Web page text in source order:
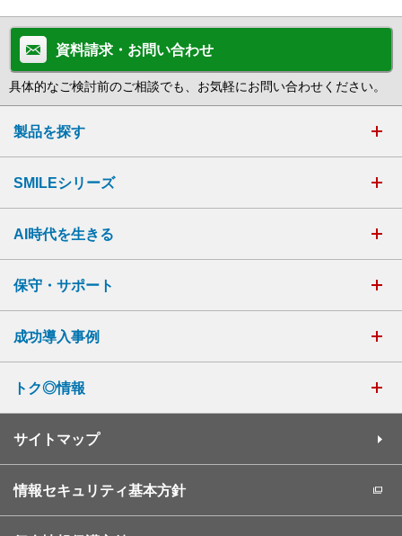
資料請求・お問い合わせ
具体的なご検討前のご相談でも、お気軽にお問い合わせください。
製品を探す
SMILEシリーズ
AI時代を生きる
保守・サポート
成功導入事例
トク◎情報
サイトマップ
情報セキュリティ基本方針